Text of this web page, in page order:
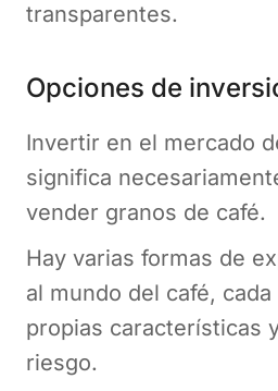
transparentes.
Opciones de
Invertir en el mercado
significa
vender granos de café.
Hay varias formas de
al mundo del café,
propias características
riesgo.